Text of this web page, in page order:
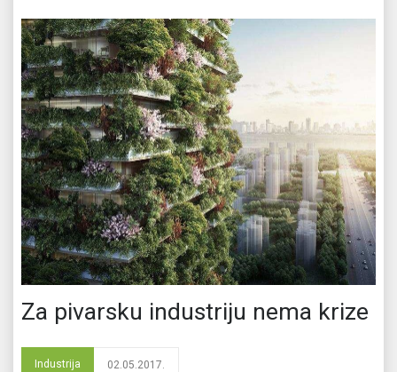
Za pivarsku industriju nema krize
Industrija 02.05.2017.